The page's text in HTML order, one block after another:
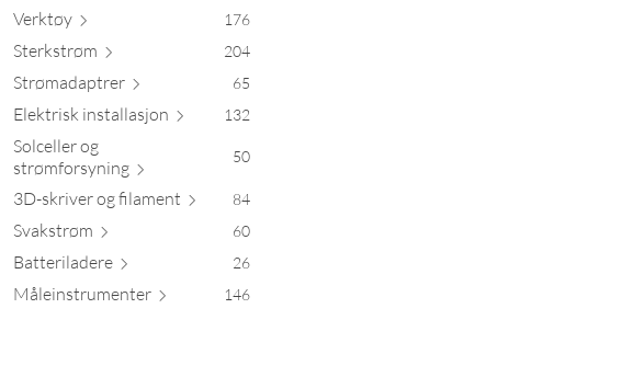
Verktøy 176
Sterkstrøm 204
Strømadaptrer 65
Elektrisk installasjon 132
Solceller og
strømforsyning 50
3D-skriver og filament 84
Svakstrøm 60
Batteriladere 26
Måleinstrumenter 146